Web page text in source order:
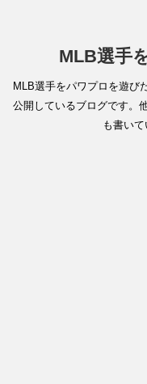
MLB選手
MLB選手をパワプロを遊び
公開しているブログです。
も書いて